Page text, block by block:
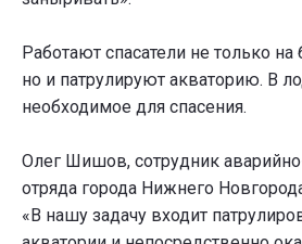
Работают спасатели не только на
но и патрулируют акваторию. В
необходимое для спасения.
Олег Шишов, сотрудник
отряда города Нижнего
«В нашу задачу входит